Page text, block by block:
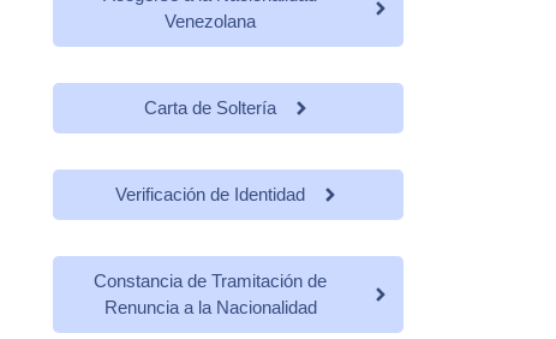
Venezolana
Carta de Soltería
Verificación de Identidad
Constancia de Tramitación de
Renuncia a la Nacionalidad